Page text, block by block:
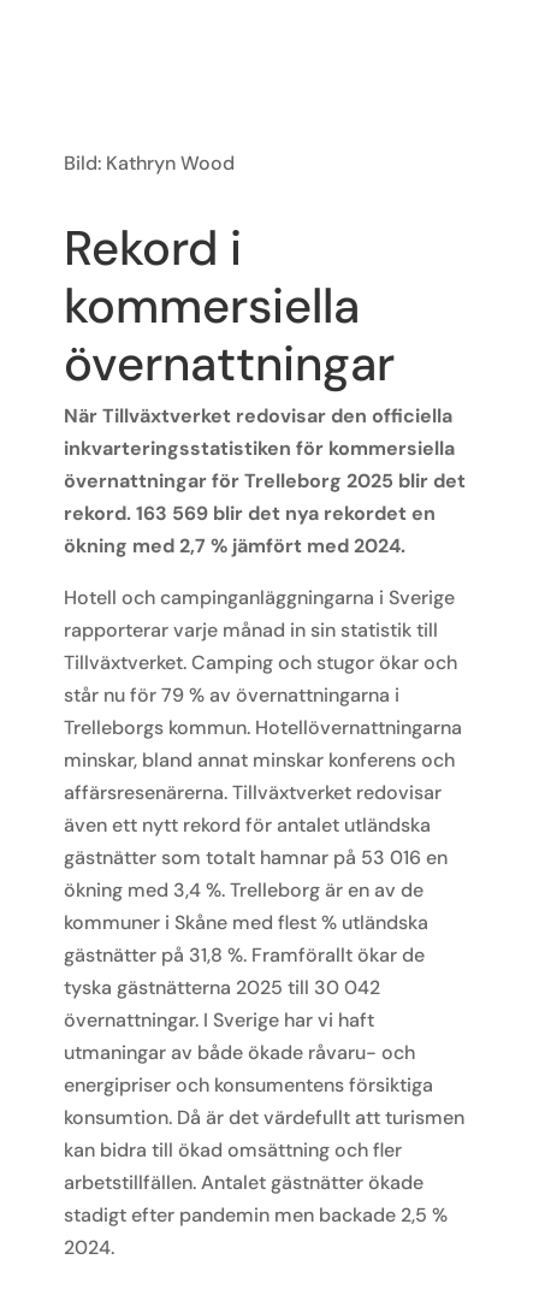
Bild: Kathryn Wood
Rekord i
kommersiella
övernattningar
När Tillväxtverket redovisar den officiella
inkvarteringsstatistiken för kommersiella
övernattningar för Trelleborg 2025 blir det
rekord. 163 569 blir det nya rekordet en
ökning med 2,7 % jämfört med 2024.
Hotell och campinganläggningarna i Sverige
rapporterar varje månad in sin statistik till
Tillväxtverket. Camping och stugor ökar och
står nu för 79 % av övernattningarna i
Trelleborgs kommun. Hotellövernattningarna
minskar, bland annat minskar konferens och
affärsresenärerna. Tillväxtverket redovisar
även ett nytt rekord för antalet utländska
gästnätter som totalt hamnar på 53 016 en
ökning med 3,4 %. Trelleborg är en av de
kommuner i Skåne med flest % utländska
gästnätter på 31,8 %. Framförallt ökar de
tyska gästnätterna 2025 till 30 042
övernattningar. I Sverige har vi haft
utmaningar av både ökade råvaru- och
energipriser och konsumentens försiktiga
konsumtion. Då är det värdefullt att turismen
kan bidra till ökad omsättning och fler
arbetstillfällen. Antalet gästnätter ökade
stadigt efter pandemin men backade 2,5 %
2024.